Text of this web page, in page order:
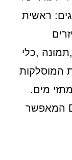
ראשית
,כלי
המוסלקות
מים.
המצלמות מחוברות למכשיר DVR המאפשר